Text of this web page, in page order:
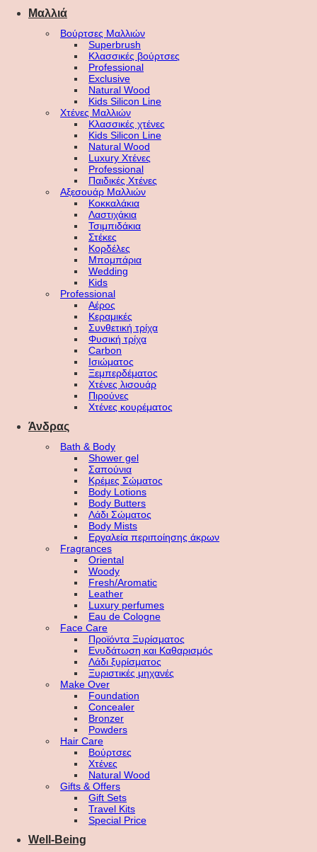
Μαλλιά
Βούρτσες Μαλλιών
Superbrush
Κλασσικές βούρτσες
Professional
Exclusive
Natural Wood
Kids Silicon Line
Χτένες Μαλλιών
Κλασσικές χτένες
Kids Silicon Line
Natural Wood
Luxury Χτένες
Professional
Παιδικές Χτένες
Αξεσουάρ Μαλλιών
Κοκκαλάκια
Λαστιχάκια
Τσιμπιδάκια
Στέκες
Κορδέλες
Μπομπάρια
Wedding
Kids
Professional
Αέρος
Κεραμικές
Συνθετική τρίχα
Φυσική τρίχα
Carbon
Ισιώματος
Ξεμπερδέματος
Χτένες λισουάρ
Πιρούνες
Χτένες κουρέματος
Άνδρας
Bath & Body
Shower gel
Σαπούνια
Κρέμες Σώματος
Body Lotions
Body Butters
Λάδι Σώματος
Body Mists
Εργαλεία περιποίησης άκρων
Fragrances
Oriental
Woody
Fresh/Aromatic
Leather
Luxury perfumes
Eau de Cologne
Face Care
Προϊόντα Ξυρίσματος
Ενυδάτωση και Καθαρισμός
Λάδι ξυρίσματος
Ξυριστικές μηχανές
Make Over
Foundation
Concealer
Bronzer
Powders
Hair Care
Βούρτσες
Χτένες
Natural Wood
Gifts & Offers
Gift Sets
Travel Kits
Special Price
Well-Being